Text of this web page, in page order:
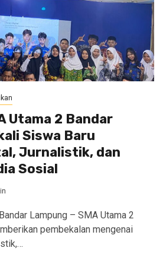
Utama 2 Bandar
Siswa Baru
Jurnalistik, dan
Sosial
Lampung – SMA Utama 2
pembekalan mengenai